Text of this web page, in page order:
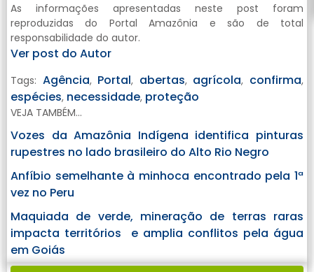
As informações apresentadas neste post foram
reproduzidas do Portal Amazônia e são de total
responsabilidade do autor.
Ver post do Autor
Tags: Agência, Portal, abertas, agrícola, confirma,
espécies, necessidade, proteção
VEJA TAMBÉM...
Vozes da Amazônia Indígena identifica pinturas
rupestres no lado brasileiro do Alto Rio Negro
Anfíbio semelhante à minhoca encontrado pela 1ª
vez no Peru
Maquiada de verde, mineração de terras raras
impacta territórios e amplia conflitos pela água
em Goiás